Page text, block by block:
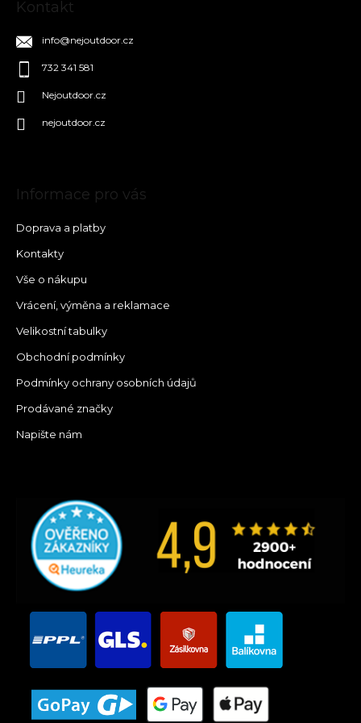
Kontakt
info@nejoutdoor.cz
732 341 581
Nejoutdoor.cz
nejoutdoor.cz
Informace pro vás
Doprava a platby
Kontakty
Vše o nákupu
Vrácení, výměna a reklamace
Velikostní tabulky
Obchodní podmínky
Podmínky ochrany osobních údajů
Prodávané značky
Napište nám